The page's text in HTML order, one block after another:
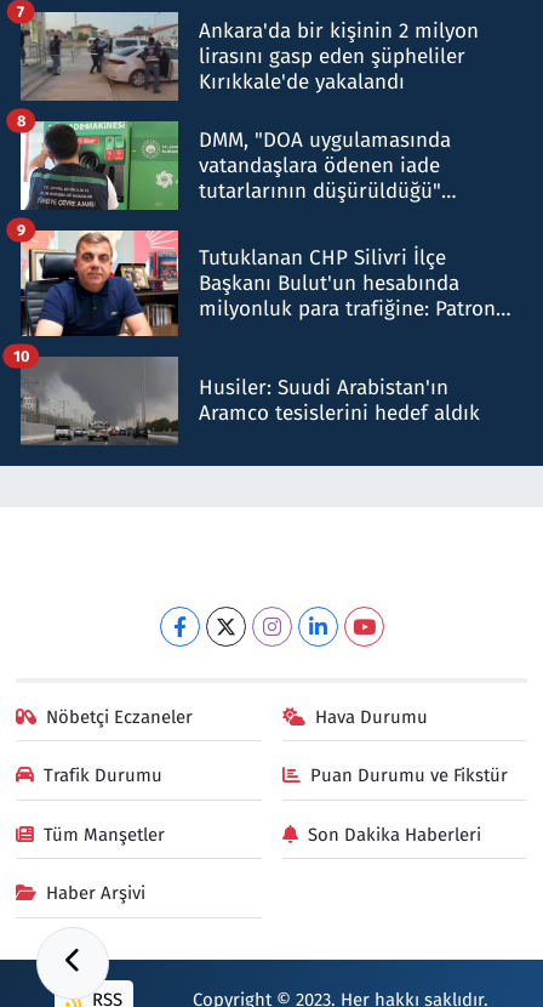
Ankara'da bir kişinin 2 milyon
lirasını gasp eden şüpheliler
Kırıkkale'de yakalandı
7
DMM, "DOA uygulamasında
vatandaşlara ödenen iade
tutarlarının düşürüldüğü"
8
Tutuklanan CHP Silivri İlçe
Başkanı Bulut'un hesabında
milyonluk para trafiğine: Patron
9
Husiler: Suudi Arabistan'ın
Aramco tesislerini hedef aldık
10
Nöbetçi Eczaneler Hava Durumu
Trafik Durumu Puan Durumu ve Fikstür
Tüm Manşetler Son Dakika Haberleri
Haber Arşivi
RSS Copyright © 2023. Her hakkı saklıdır.